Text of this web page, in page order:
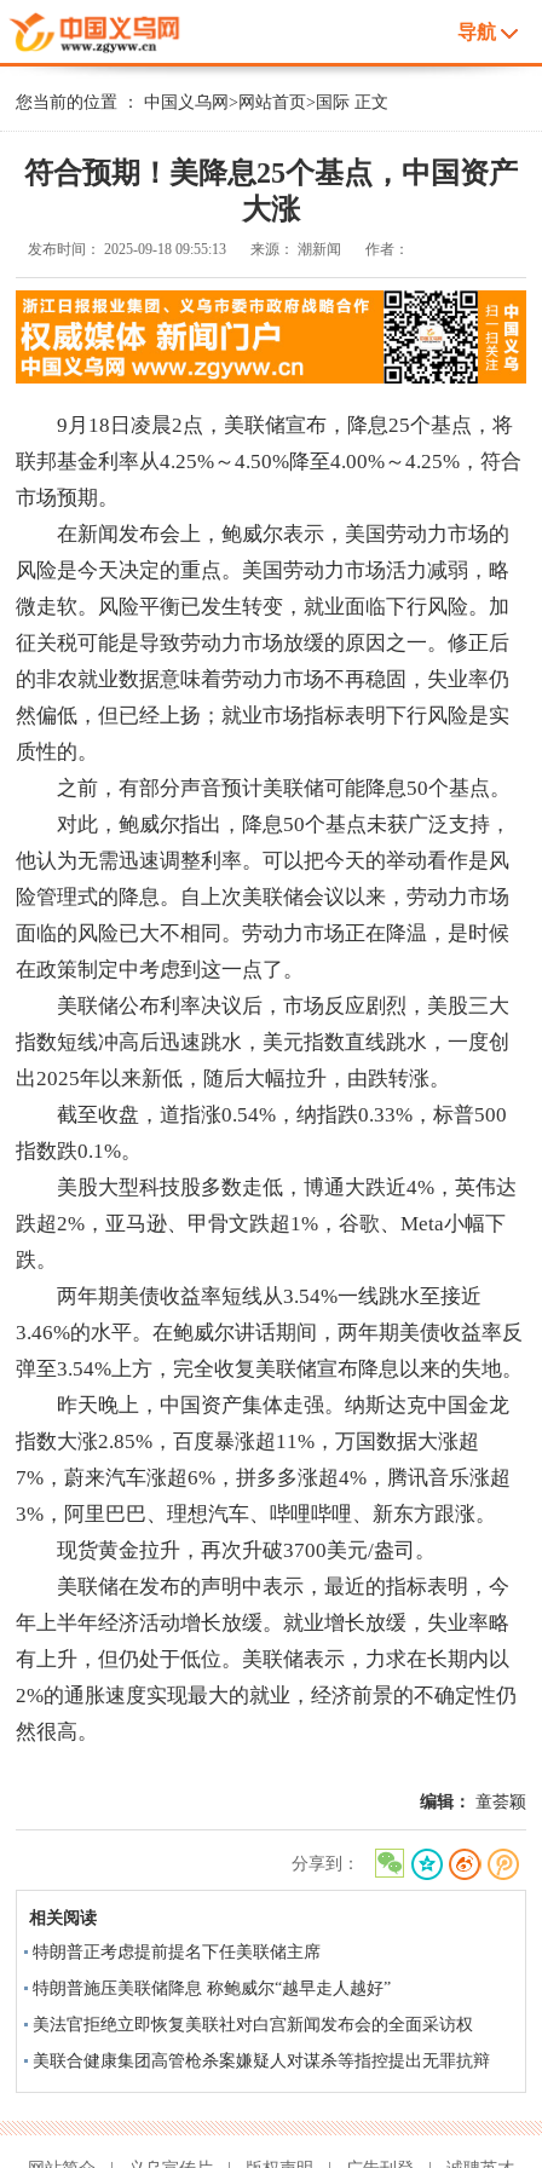
导航
您当前的位置 ：中国义乌网> 网站首页> 国际 正文
符合预期！美降息25个基点，中国资产
大涨
发布时间：2025-09-18 09:55:13 来源：潮新闻 作者：
9月18日凌晨2点，美联储宣布，降息25个基点，将
联邦基金利率从4.25%～4.50%降至4.00%～4.25%，符合
市场预期。
在新闻发布会上，鲍威尔表示，美国劳动力市场的
风险是今天决定的重点。美国劳动力市场活力减弱，略
微走软。风险平衡已发生转变，就业面临下行风险。加
征关税可能是导致劳动力市场放缓的原因之一。修正后
的非农就业数据意味着劳动力市场不再稳固，失业率仍
然偏低，但已经上扬；就业市场指标表明下行风险是实
质性的。
之前，有部分声音预计美联储可能降息50个基点。
对此，鲍威尔指出，降息50个基点未获广泛支持，
他认为无需迅速调整利率。可以把今天的举动看作是风
险管理式的降息。自上次美联储会议以来，劳动力市场
面临的风险已大不相同。劳动力市场正在降温，是时候
在政策制定中考虑到这一点了。
美联储公布利率决议后，市场反应剧烈，美股三大
指数短线冲高后迅速跳水，美元指数直线跳水，一度创
出2025年以来新低，随后大幅拉升，由跌转涨。
截至收盘，道指涨0.54%，纳指跌0.33%，标普500
指数跌0.1%。
美股大型科技股多数走低，博通大跌近4%，英伟达
跌超2%，亚马逊、甲骨文跌超1%，谷歌、Meta小幅下
跌。
两年期美债收益率短线从3.54%一线跳水至接近
3.46%的水平。在鲍威尔讲话期间，两年期美债收益率反
弹至3.54%上方，完全收复美联储宣布降息以来的失地。
昨天晚上，中国资产集体走强。纳斯达克中国金龙
指数大涨2.85%，百度暴涨超11%，万国数据大涨超
7%，蔚来汽车涨超6%，拼多多涨超4%，腾讯音乐涨超
3%，阿里巴巴、理想汽车、哔哩哔哩、新东方跟涨。
现货黄金拉升，再次升破3700美元/盎司。
美联储在发布的声明中表示，最近的指标表明，今
年上半年经济活动增长放缓。就业增长放缓，失业率略
有上升，但仍处于低位。美联储表示，力求在长期内以
2%的通胀速度实现最大的就业，经济前景的不确定性仍
然很高。
编辑： 童荟颖
分享到：
相关阅读
特朗普正考虑提前提名下任美联储主席
特朗普施压美联储降息 称鲍威尔“越早走人越好”
美法官拒绝立即恢复美联社对白宫新闻发布会的全面采访权
美联合健康集团高管枪杀案嫌疑人对谋杀等指控提出无罪抗辩